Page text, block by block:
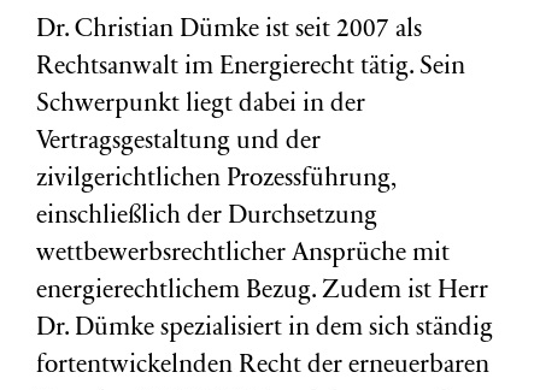
Dr. Christian Dümke ist seit 2007 als
Rechtsanwalt im Energierecht tätig. Sein
Schwerpunkt liegt dabei in der
Vertragsgestaltung und der
zivilgerichtlichen Prozessführung,
einschließlich der Durchsetzung
wettbewerbsrechtlicher Ansprüche mit
energierechtlichem Bezug. Zudem ist Herr
Dr. Dümke spezialisiert in dem sich ständig
fortentwickelnden Recht der erneuerbaren